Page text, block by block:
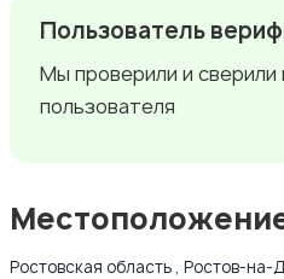
Пользователь
Мы проверили и сверили
пользователя
Ростовская область , Ростов-на-